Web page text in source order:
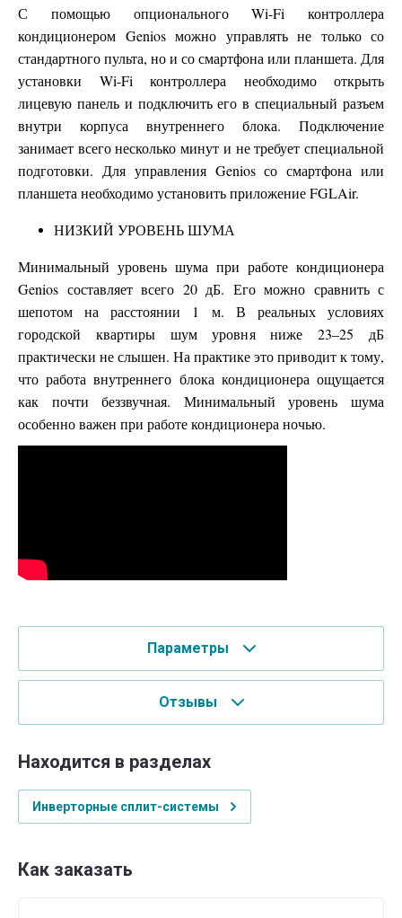
С помощью опционального Wi-Fi контроллера
кондиционером Genios можно управлять не только со
стандартного пульта, но и со смартфона или планшета. Для
установки Wi-Fi контроллера необходимо открыть
лицевую панель и подключить его в специальный разъем
внутри корпуса внутреннего блока. Подключение
занимает всего несколько минут и не требует специальной
подготовки. Для управления Genios со смартфона или
планшета необходимо установить приложение FGLAir.
НИЗКИЙ УРОВЕНЬ ШУМА
Минимальный уровень шума при работе кондиционера
Genios составляет всего 20 дБ. Его можно сравнить с
шепотом на расстоянии 1 м. В реальных условиях
городской квартиры шум уровня ниже 23–25 дБ
практически не слышен. На практике это приводит к тому,
что работа внутреннего блока кондиционера ощущается
как почти беззвучная. Минимальный уровень шума
особенно важен при работе кондиционера ночью.
Параметры
Отзывы
Находится в разделах
Инверторные сплит-системы
Как заказать